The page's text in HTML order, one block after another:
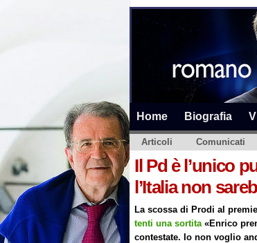
Home Biografia
Articoli Comunicati
Il Pd è l’unico
l’Italia non
La scossa di Prodi al
tenti una sortita«Enrico
contestate. Io non voglio